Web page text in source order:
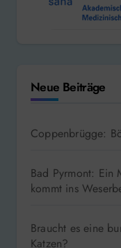
Neue Beiträge
Coppenbrügge:
Bad Pyrmont: Ein
kommt ins
Braucht es eine
Katzen?